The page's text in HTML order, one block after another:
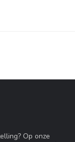
Op onze